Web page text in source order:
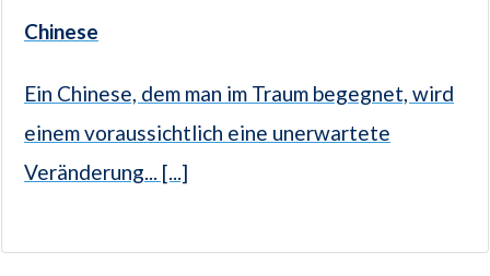
Chinese
Ein Chinese, dem man im Traum begegnet, wird
einem voraussichtlich eine unerwartete
Veränderung... [...]